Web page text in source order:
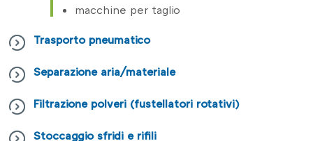
macchine per taglio
Trasporto pneumatico
Separazione aria/materiale
Filtrazione polveri (fustellatori rotativi)
Stoccaggio sfridi e rifili